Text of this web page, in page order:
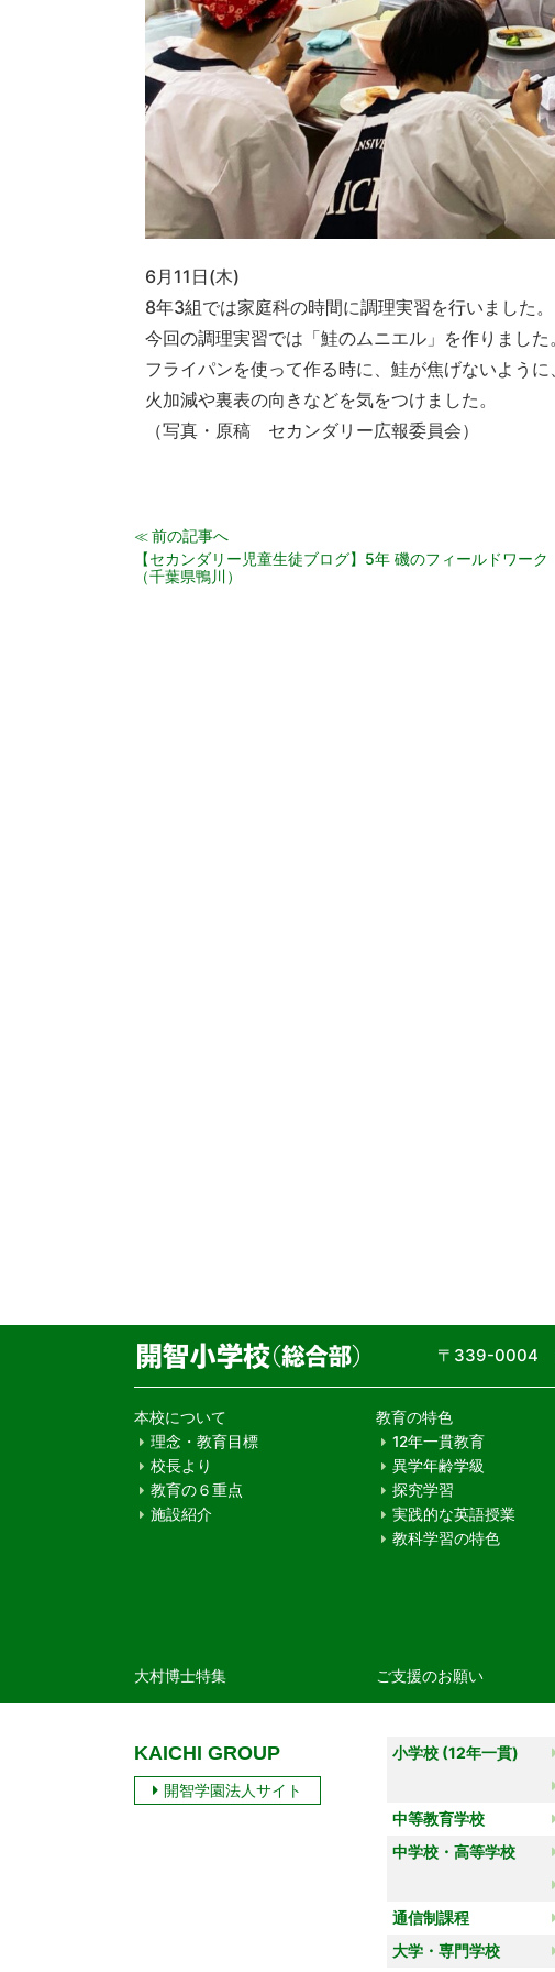
6月11日(木)
8年3組では家庭科の時間に調理実習を行いました。
今回の調理実習では「鮭のムニエル」を作りました。
フライパンを使って作る時に、鮭が焦げないように、
火加減や裏表の向きなどを気をつけました。
（写真・原稿 セカンダリー広報委員会）
≪前の記事へ
【セカンダリー児童生徒ブログ】5年 磯のフィールドワーク
（千葉県鴨川）
〒339-0004
本校について
理念・教育目標
校長より
教育の６重点
施設紹介
教育の特色
12年一貫教育
異学年齢学級
探究学習
実践的な英語授業
教科学習の特色
大村博士特集 ご支援のお願い
KAICHI GROUP
開智学園法人サイト
小学校 (12年一貫)
中等教育学校
中学校・高等学校
通信制課程
大学・専門学校